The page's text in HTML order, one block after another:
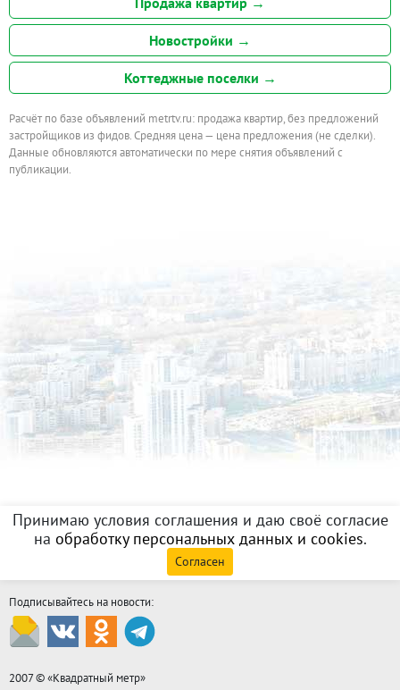
Новостройки →
Коттеджные поселки →
Расчёт по базе объявлений metrtv.ru: продажа квартир, без предложений
застройщиков из фидов. Средняя цена — цена предложения (не сделки).
Данные обновляются автоматически по мере снятия объявлений с
публикации.
Принимаю условия соглашения и даю своё согласие
на обработку персональных данных и cookies.
Согласен
Подписывайтесь на новости:
2007 © «Квадратный метр»